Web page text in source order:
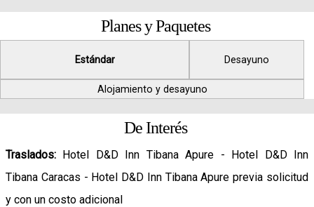
Planes y Paquetes
Estándar Desayuno
Alojamiento y desayuno
De Interés
Traslados: Hotel D&D Inn Tibana Apure - Hotel D&D Inn
Tibana Caracas - Hotel D&D Inn Tibana Apure previa solicitud
y con un costo adicional